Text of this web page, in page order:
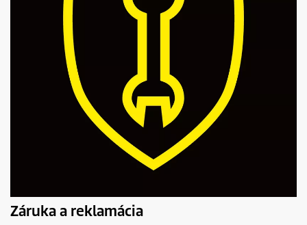
Záruka a reklamácia